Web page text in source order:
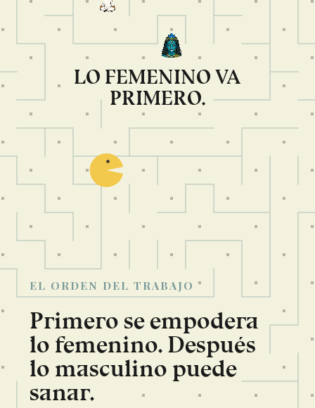
LO FEMENINO VA
PRIMERO.
EL ORDEN DEL TRABAJO
Primero se empodera
lo femenino. Después
lo masculino puede
sanar.